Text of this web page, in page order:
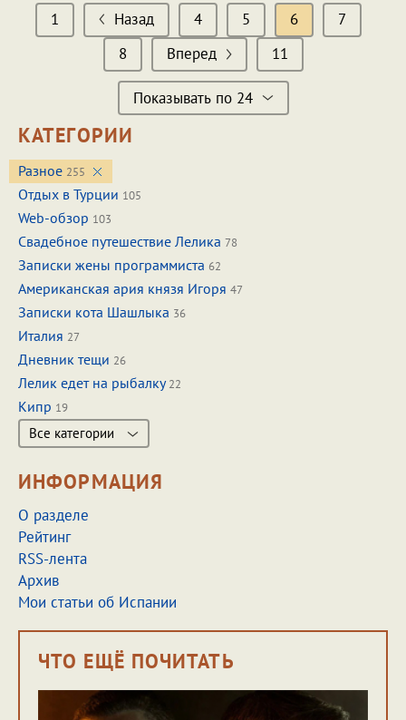
1 Назад 4 5 6
7
8
Вперед 11
Показывать по 24
КАТЕГОРИИ
Разное 255
Отдых в Турции 105
Web-обзор 103
Свадебное путешествие Лелика 78
Записки жены программиста 62
Американская ария князя Игоря 47
Записки кота Шашлыка 36
Италия 27
Дневник тещи 26
Лелик едет на рыбалку22
Кипр 19
Все категории
ИНФОРМАЦИЯ
О разделе
Рейтинг
RSS-лента
Архив
Мои статьи об Испании
ЧТО ЕЩЁ ПОЧИТАТЬ